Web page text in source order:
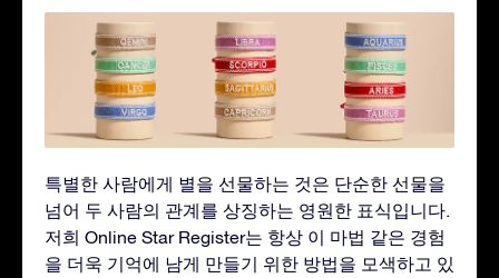
특별한 사람에게 별을 선물하는 것은 단순한 선물을
넘어 두 사람의 관계를 상징하는 영원한 표식입니다.
저희 Online Star Register는 항상 이 마법 같은 경험
을 더욱 기억에 남게 만들기 위한 방법을 모색하고 있